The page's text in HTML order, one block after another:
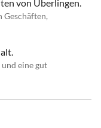
von Überlingen.
Geschäften,
eine gut